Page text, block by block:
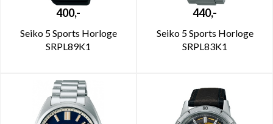
400,-
Seiko 5 Sports Horloge
SRPL89K1
440,-
Seiko 5 Sports Horloge
SRPL83K1